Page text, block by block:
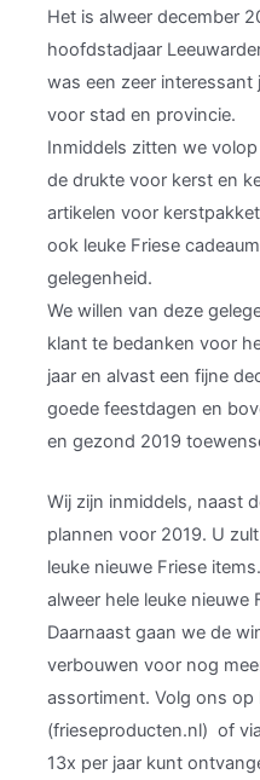
Het is alweer december
hoofdstadjaar
was een zeer interessant
voor stad en provincie.
Inmiddels zitten we
de drukte voor kerst en
artikelen voor
ook leuke Friese
gelegenheid.
We willen van deze
klant te bedanken voor
jaar en alvast een fijne
goede feestdagen en
en gezond 2019
Wij zijn inmiddels, naast
plannen voor 2019. U
leuke nieuwe Friese
alweer hele leuke nieuwe
Daarnaast gaan we de
verbouwen voor nog
assortiment. Volg ons op
(frieseproducten.nl) of
13x per jaar kunt